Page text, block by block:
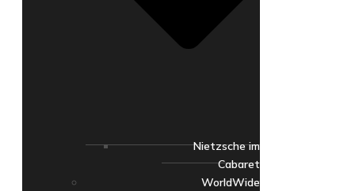
Nietzsche im
Cabaret
WorldWide